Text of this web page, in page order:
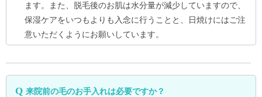
ます。また、脱毛後のお肌は水分量が減少していますので、
保湿ケアをいつもよりも入念に行うことと、日焼けにはご注
意いただくようにお願いしています。
来院前の毛のお手入れは必要ですか？